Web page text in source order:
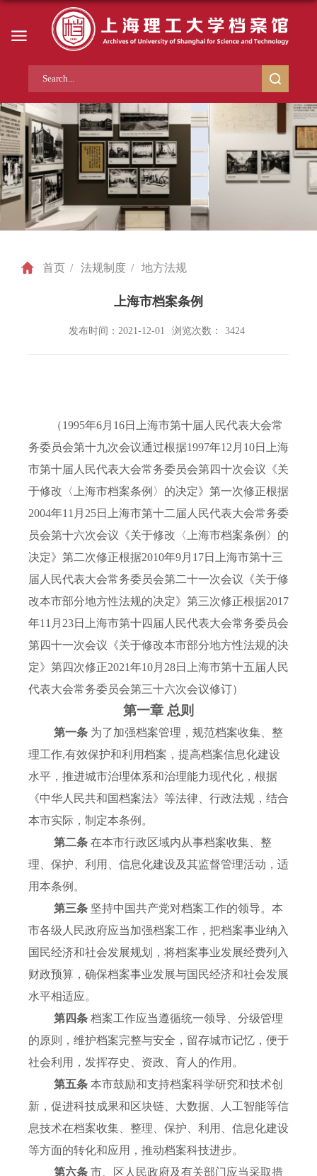
首页 / 法规制度 / 地方法规
上海市档案条例
发布时间：2021-12-01 浏览次数： 3424
（1995年6月16日上海市第十届人民代表大会常
务委员会第十九次会议通过根据1997年12月10日上海
市第十届人民代表大会常务委员会第四十次会议《关
于修改〈上海市档案条例〉的决定》第一次修正根据
2004年11月25日上海市第十二届人民代表大会常务委
员会第十六次会议《关于修改〈上海市档案条例〉的
决定》第二次修正根据2010年9月17日上海市第十三
届人民代表大会常务委员会第二十一次会议《关于修
改本市部分地方性法规的决定》第三次修正根据2017
年11月23日上海市第十四届人民代表大会常务委员会
第四十一次会议《关于修改本市部分地方性法规的决
定》第四次修正2021年10月28日上海市第十五届人民
代表大会常务委员会第三十六次会议修订）
第一章 总则
第一条 为了加强档案管理，规范档案收集、整
理工作,有效保护和利用档案，提高档案信息化建设
水平，推进城市治理体系和治理能力现代化，根据
《中华人民共和国档案法》等法律、行政法规，结合
本市实际，制定本条例。
第二条 在本市行政区域内从事档案收集、整
理、保护、利用、信息化建设及其监督管理活动，适
用本条例。
第三条 坚持中国共产党对档案工作的领导。本
市各级人民政府应当加强档案工作，把档案事业纳入
国民经济和社会发展规划，将档案事业发展经费列入
财政预算，确保档案事业发展与国民经济和社会发展
水平相适应。
第四条 档案工作应当遵循统一领导、分级管理
的原则，维护档案完整与安全，留存城市记忆，便于
社会利用，发挥存史、资政、育人的作用。
第五条 本市鼓励和支持档案科学研究和技术创
新，促进科技成果和区块链、大数据、人工智能等信
息技术在档案收集、整理、保护、利用、信息化建设
等方面的转化和应用，推动档案科技进步。
第六条 市、区人民政府及有关部门应当采取措